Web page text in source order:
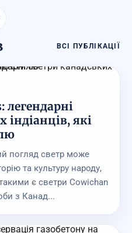
ВСІ ПУБЛІКАЦІЇ
легендарні
індіанців, які
погляд светр може
та культуру народу,
є светри Cowichan
з Канад...